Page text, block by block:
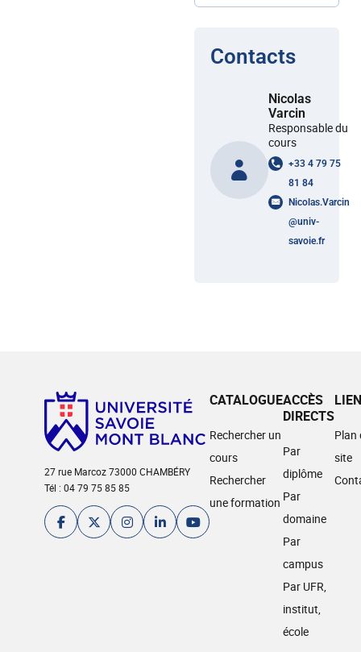
Contacts
Nicolas
Varcin
Responsable du
cours
+33 4 79 75
81 84
Nicolas.Varcin
@univ-
savoie.fr
27 rue Marcoz 73000 CHAMBÉRY
Tél : 04 79 75 85 85
CATALOGUE
Rechercher un
cours
Rechercher
une formation
ACCÈS
DIRECTS
Par
diplôme
Par
domaine
Par
campus
Par UFR,
institut,
école
Plan
site